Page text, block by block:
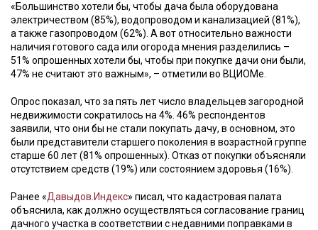
«Большинство хотели бы, чтобы дача была оборудована
электричеством (85%), водопроводом и канализацией (81%),
а также газопроводом (62%). А вот относительно важности
наличия готового сада или огорода мнения разделились –
51% опрошенных хотели бы, чтобы при покупке дачи они были,
47% не считают это важным», – отметили во ВЦИОМе.
Опрос показал, что за пять лет число владельцев загородной
недвижимости сократилось на 4%. 46% респондентов
заявили, что они бы не стали покупать дачу, в основном, это
были представители старшего поколения в возрастной группе
старше 60 лет (81% опрошенных). Отказ от покупки объясняли
отсутствием средств (19%) или состоянием здоровья (16%).
Ранее «Давыдов.Индекс» писал, что кадастровая палата
объяснила, как должно осуществляться согласование границ
дачного участка в соответствии с недавними поправками в